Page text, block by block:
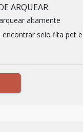
ARQUEAR
altamente
encontrar selo fita pet e